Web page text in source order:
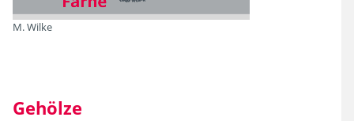
M. Wilke
Gehölze